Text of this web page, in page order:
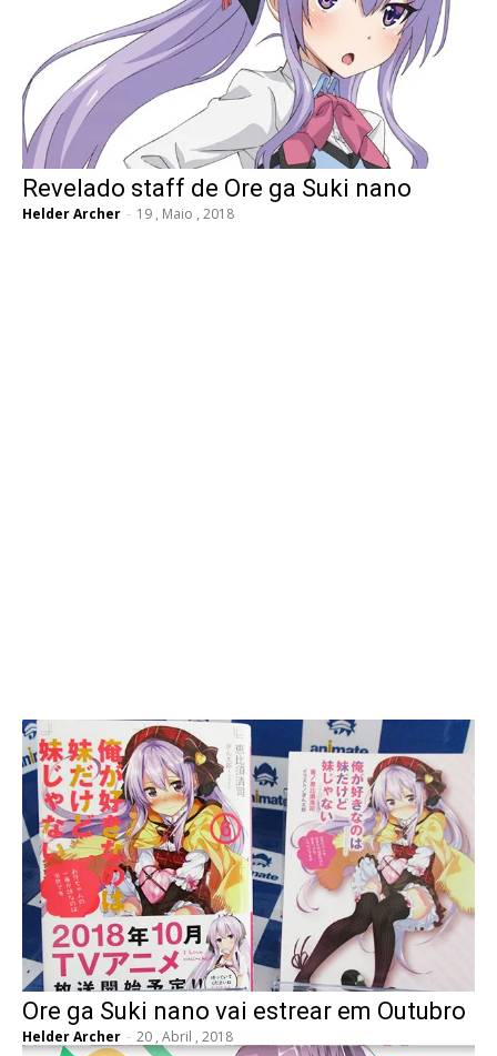
Revelado staff de Ore ga Suki nano
Helder Archer - 19 , Maio , 2018
Ore ga Suki nano vai estrear em Outubro
Helder Archer - 20 , Abril , 2018